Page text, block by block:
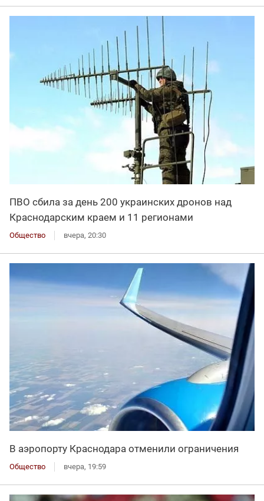
ПВО сбила за день 200 украинских дронов над
Краснодарским краем и 11 регионами
Общество вчера, 20:30
В аэропорту Краснодара отменили ограничения
Общество вчера, 19:59